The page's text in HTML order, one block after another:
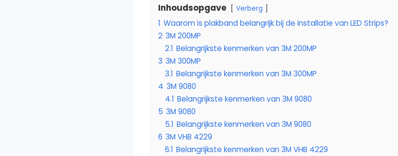
Inhoudsopgave Verberg
1 Waarom is plakband belangrijk bij de installatie van LED Strips?
2 3M 200MP
2.1 Belangrijkste kenmerken van 3M 200MP
3 3M 300MP
3.1 Belangrijkste kenmerken van 3M 300MP
4 3M 9080
4.1 Belangrijkste kenmerken van 3M 9080
5 3M 9080
5.1 Belangrijkste kenmerken van 3M 9080
6 3M VHB 4229
6.1 Belangrijkste kenmerken van 3M VHB 4229